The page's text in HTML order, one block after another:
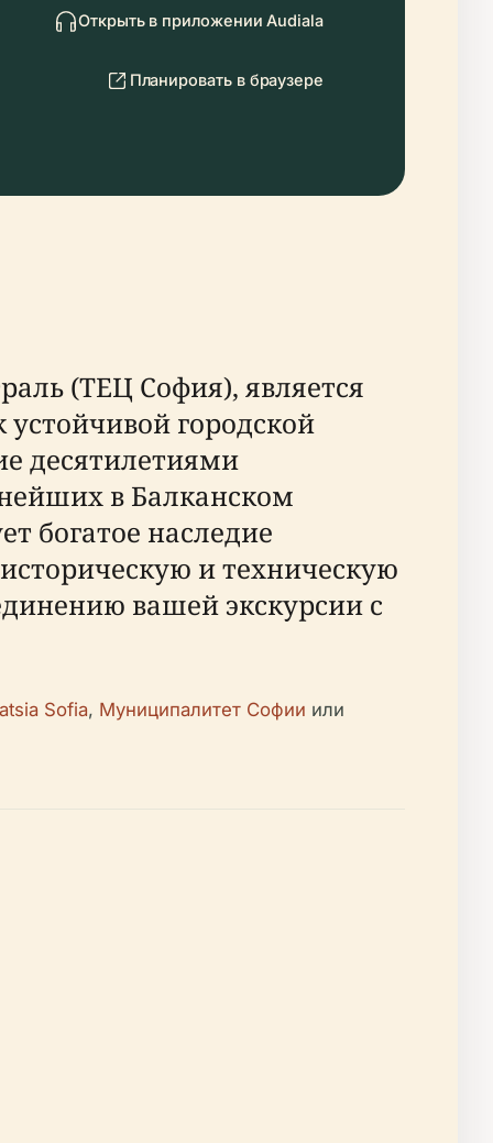
Открыть в приложении Audiala
Планировать в браузере
(ТЕЦ София), является
городской
десятилетиями
в Балканском
богатое наследие
и техническую
вашей экскурсии с
Sofia, Муниципалитет Софии или